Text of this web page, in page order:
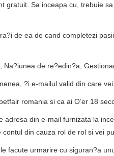
Sa inceapa cu, trebuie
de ea de cand completezi
de re?edin?a,
?i e-mailul valid din care
romania si ca ai O’er 18
din e-mail furnizata la
din cauza rol de rol si vei
facute urmarire cu siguran?a